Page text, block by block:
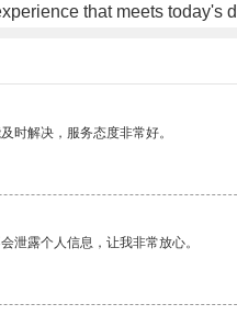
that meets today's
时解决，服务态度非常好。
泄露个人信息，让我非常放心。